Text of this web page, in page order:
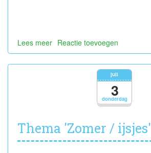
Lees meer over
Laatste
schooldag
Reactie toevoegen
donderdag
juli
3
Thema 'Zomer / ijsjes'